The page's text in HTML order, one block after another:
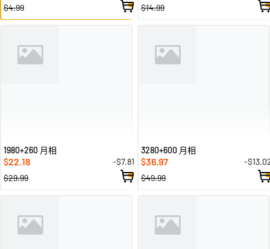
$4.99
$14.99
1980+260 月相
$22.18
-$7.81
$29.99
3280+600 月相
$36.97
-
$49.99